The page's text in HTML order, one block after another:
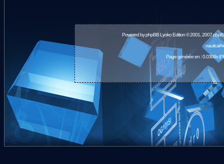
Powered byphpBBLyoko Edition © 2001, 2007
Page générée en : 0.0309s